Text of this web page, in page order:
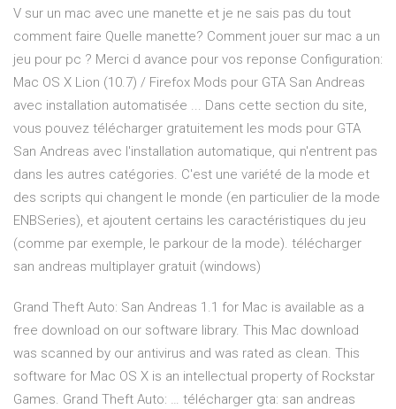
V sur un mac avec une manette et je ne sais pas du tout
comment faire Quelle manette? Comment jouer sur mac a un
jeu pour pc ? Merci d avance pour vos reponse Configuration:
Mac OS X Lion (10.7) / Firefox Mods pour GTA San Andreas
avec installation automatisée ... Dans cette section du site,
vous pouvez télécharger gratuitement les mods pour GTA
San Andreas avec l'installation automatique, qui n'entrent pas
dans les autres catégories. C'est une variété de la mode et
des scripts qui changent le monde (en particulier de la mode
ENBSeries), et ajoutent certains les caractéristiques du jeu
(comme par exemple, le parkour de la mode). télécharger
san andreas multiplayer gratuit (windows)
Grand Theft Auto: San Andreas 1.1 for Mac is available as a
free download on our software library. This Mac download
was scanned by our antivirus and was rated as clean. This
software for Mac OS X is an intellectual property of Rockstar
Games. Grand Theft Auto: … télécharger gta: san andreas